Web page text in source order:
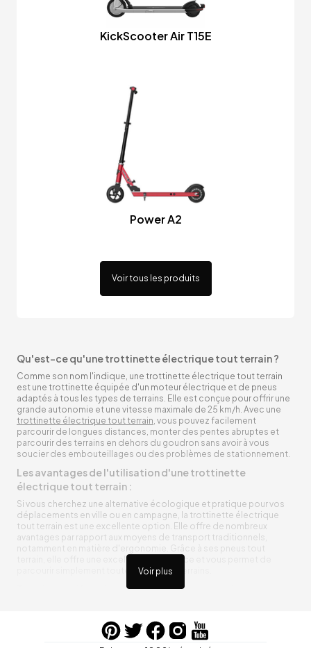
KickScooter Air T15E
Power A2
Voir tous les produits
Voir plus
Qu'est-ce qu'une trottinette électrique tout terrain ?
Comme son nom l'indique, une trottinette électrique tout terrain
est une trottinette équipée d'un moteur électrique et de pneus
adaptés à tous les types de terrains. Elle est conçue pour offrir une
grande autonomie et une vitesse maximale de 25 km/h. Avec une
trottinette électrique tout terrain, vous pouvez facilement
parcourir de longues distances, monter des pentes abruptes et
parcourir des terrains en dehors du goudron sans avoir à vous
soucier des embouteillages ou des problèmes de stationnement.
Les avantages de l'utilisation d'une trottinette
électrique tout terrain :
Si vous cherchez une alternative écologique et pratique pour vos
déplacements en ville ou en campagne, la trottinette électrique
tout terrain est une excellente option. Elle offre de nombreux
avantages par rapport aux moyens de transport traditionnels,
notamment en matière d'ergonomie. Grâce à ses pneus tout
terrain, elle offre une excellente adhérence et vous permet de
parcourir simplement toutes sortes de terrains.
Trottinette électrique tout terrain ergonomique
entre vos trajets, vous n’aurez pas à vous soucier de l’état de sa
batterie. De plus, elle est équipée de pneus résistants qui peuvent